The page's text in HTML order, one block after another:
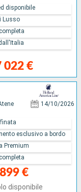
022 €
disponibile
Lusso
14/10/2026
899 €
disponibile
esclusivo a bordo
Premium